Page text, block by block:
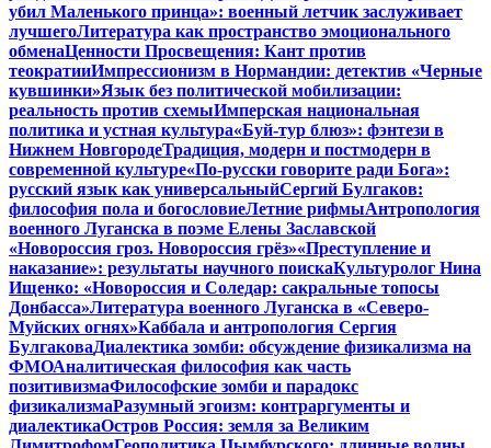
убил Маленького принца»: военный летчик заслуживает
лучшегоЛитература как пространство эмоционального
обменаЦенности Просвещения: Кант против
теократииИмпрессионизм в Нормандии: детектив «Черные
кувшинки»Язык без политической мобилизации:
реальность против схемыИмперская национальная
политика и устная культура«Буй-тур блюз»: фэнтези в
Нижнем НовгородеТрадиция, модерн и постмодерн в
современной культуре«По-русски говорите ради Бога»:
русский язык как универсальныйСергий Булгаков:
философия пола и богословиеЛетние рифмыАнтропология
военного Луганска в поэме Елены Заславской
«Новороссия гроз. Новороссия грёз»«Преступление и
наказание»: результаты научного поискаКультуролог Нина
Ищенко: «Новороссия и Соледар: сакральные топосы
Донбасса»Литература военного Луганска в «Северо-
Муйских огнях»Каббала и антропология Сергия
БулгаковаДиалектика зомби: обсуждение физикализма на
ФМОАналитическая философия как часть
позитивизмаФилософские зомби и парадокс
физикализмаРазумный эгоизм: контраргументы и
диалектикаОстров Россия: земля за Великим